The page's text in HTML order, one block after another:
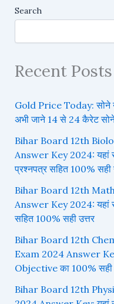
Search
Recent Posts
Gold Price Today: सोने ने
अभी जाने 14 से 24 कैरेट सोने
Bihar Board 12th
Answer Key 2024: यहां से
प्रश्नपत्र सहित 100% सही
Bihar Board 12th
Answer Key 2024: यहां
सहित 100% सही उत्तर
Bihar Board 12th
Exam 2024 Answer
Objective का 100% सही
Bihar Board 12th